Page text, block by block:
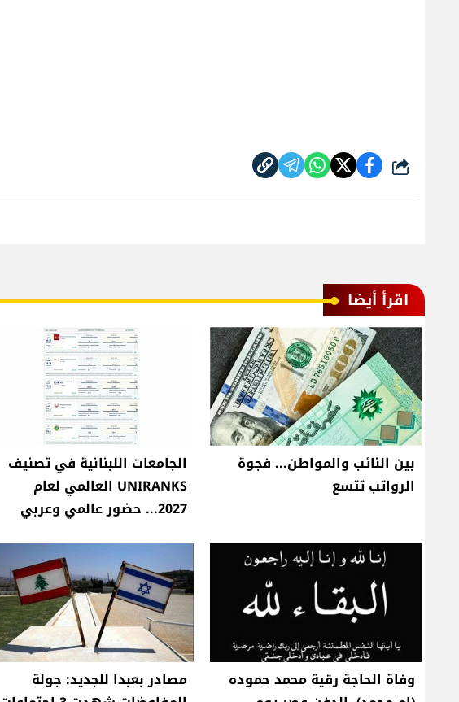
شارك
اقرأ أيضا
بين النائب والمواطن... فجوة
الرواتب تتسع
الجامعات اللبنانية في تصنيف
UNIRANKS العالمي لعام
2027... حضور عالمي وعربي
وفاة الحاجة رقية محمد حموده
مصادر بعبدا للجديد: جولة